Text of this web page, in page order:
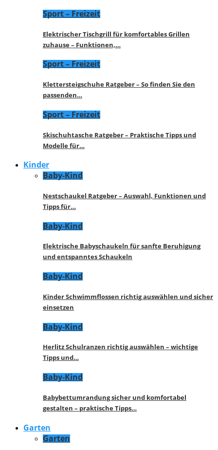
Sport – Freizeit
Elektrischer Tischgrill für komfortables Grillen
zuhause – Funktionen,…
Sport – Freizeit
Klettersteigschuhe Ratgeber – So finden Sie den
passenden…
Sport – Freizeit
Skischuhtasche Ratgeber – Praktische Tipps und
Modelle für…
Kinder
Baby-Kind
Nestschaukel Ratgeber – Auswahl, Funktionen und
Tipps für…
Baby-Kind
Elektrische Babyschaukeln für sanfte Beruhigung
und entspanntes Schaukeln
Baby-Kind
Kinder Schwimmflossen richtig auswählen und sicher
einsetzen
Baby-Kind
Herlitz Schulranzen richtig auswählen – wichtige
Tipps und…
Baby-Kind
Babybettumrandung sicher und komfortabel
gestalten – praktische Tipps…
Garten
Garten